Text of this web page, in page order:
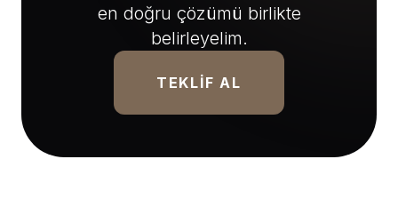
en doğru çözümü birlikte
belirleyelim.
TEKLIF AL